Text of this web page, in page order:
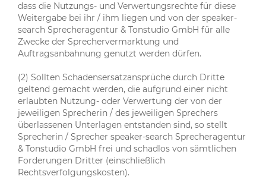
dass die Nutzungs- und Verwertungsrechte für diese
Weitergabe bei ihr / ihm liegen und von der speaker-
search Sprecheragentur & Tonstudio GmbH für alle
Zwecke der Sprechervermarktung und
Auftragsanbahnung genutzt werden dürfen.
(2) Sollten Schadensersatzansprüche durch Dritte
geltend gemacht werden, die aufgrund einer nicht
erlaubten Nutzung- oder Verwertung der von der
jeweiligen Sprecherin / des jeweiligen Sprechers
überlassenen Unterlagen entstanden sind, so stellt
Sprecherin / Sprecher speaker-search Sprecheragentur
& Tonstudio GmbH frei und schadlos von sämtlichen
Forderungen Dritter (einschließlich
Rechtsverfolgungskosten).